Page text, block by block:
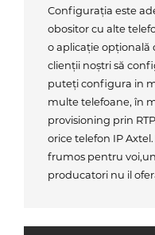
Configurația este
obositor cu alte
o aplicație
clienții noștri să
puteți configura in
multe telefoane, în
provisioning prin
orice telefon IP
frumos pentru
producatori nu il